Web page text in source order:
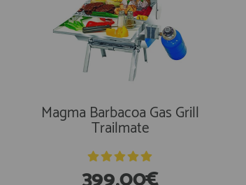
Magma Barbacoa Gas Grill
Trailmate